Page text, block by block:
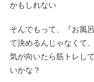
かもしれない
そんでもって、『お風
て決めるんじゃなくて
気が向いたら筋トレし
いかな？